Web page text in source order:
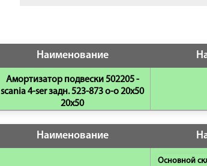
Наименование
Амортизатор подвески 502205 -
scania 4-ser задн. 523-873 o-o 20x50
20x50
Наименование
Основной